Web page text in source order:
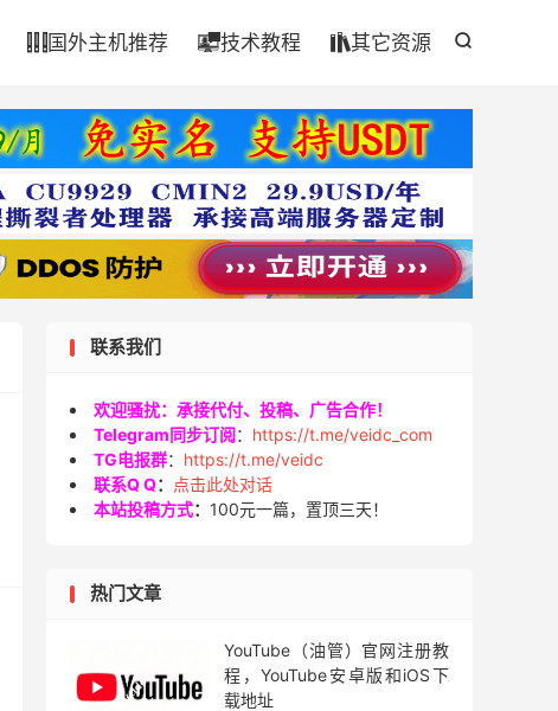

 国外主机推荐 技术教程 其它资源
联系我们
欢迎骚扰：承接代付、投稿、广告合作！
Telegram同步订阅： https://t.me/veidc_com
TG电报群： https://t.me/veidc
联系Q Q：
点击此处对话
本站投稿方式： 100元一篇，置顶三天！
热门文章
YouTube（油管）官网注册教
程，YouTube安卓版和iOS下
载地址